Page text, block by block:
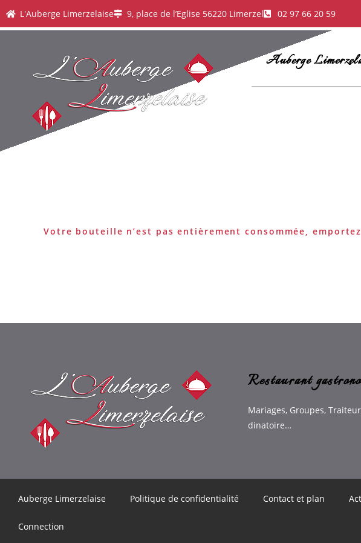
L'Auberge Limerzelaise 9, place de l’Eglise 56220 Limerzel 02 97 66 20 59
Auberge
Votre bouteille n’est pas entièrement consommée,
Restaurant
Mariages, Groupes,
dinatoire…
Auberge Limerzelaise Politique de confidentialité Contact et plan
Connection